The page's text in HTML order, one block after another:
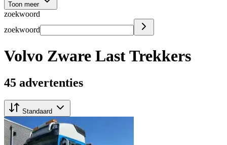
Toon meer
zoekwoord
zoekwoord
Volvo Zware Last Trekkers
45 advertenties
Standaard